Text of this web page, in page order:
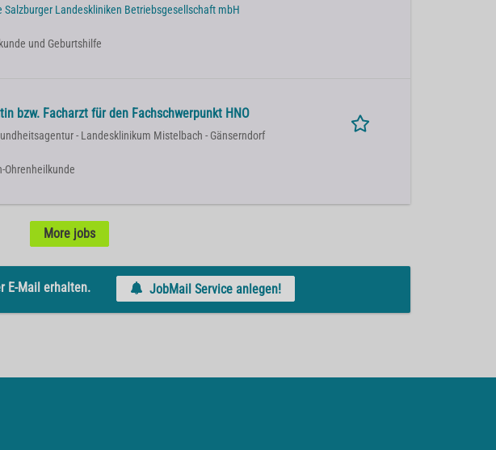
Salzburger Landeskliniken Betriebsgesellschaft mbH
und Geburtshilfe
bzw. Facharzt für den Fachschwerpunkt HNO
- Landesklinikum Mistelbach - Gänserndorf
Ohrenheilkunde
More jobs
E-Mail erhalten. JobMail Service anlegen!